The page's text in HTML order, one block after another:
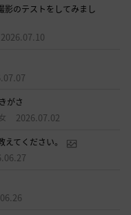
影のテストをしてみまし
2026.07.10
がさ
2026.07.02
てください。